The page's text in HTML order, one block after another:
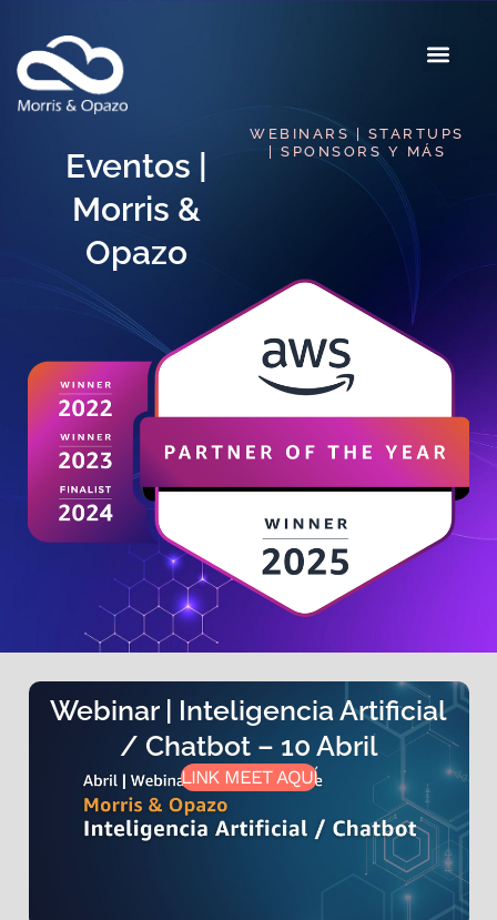
Eventos |
Morris &
Opazo​
WEBINARS | STARTUPS
| SPONSORS Y MÁS
Webinar | Inteligencia Artificial
/ Chatbot – 10 Abril
LINK MEET AQUÍ